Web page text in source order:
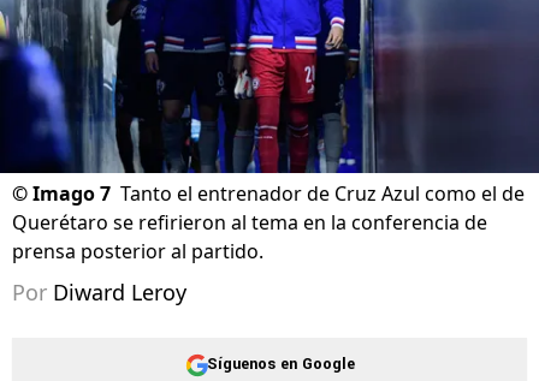
©Imago 7 Tanto el entrenador de Cruz Azul como el de
Querétaro se refirieron al tema en la conferencia de
prensa posterior al partido.
Por Diward Leroy
Síguenos en Google